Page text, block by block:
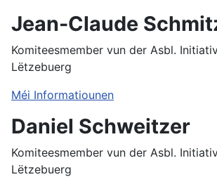
Jean-Claude
Komiteesmember vun der Asbl.
Lëtzebuerg
Méi Informatiounen
Daniel Schweitzer
Komiteesmember vun der Asbl.
Lëtzebuerg